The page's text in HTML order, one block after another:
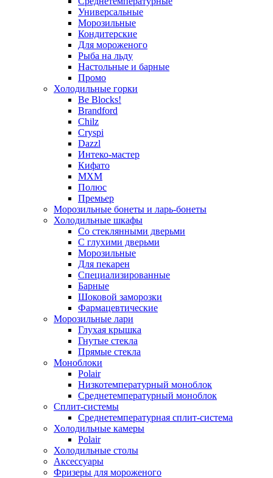
Универсальные
Морозильные
Кондитерские
Для мороженого
Рыба на льду
Настольные и барные
Промо
Холодильные горки
Be Blocks!
Brandford
Chilz
Cryspi
Dazzl
Интеко-мастер
Кифато
МХМ
Полюс
Премьер
Морозильные бонеты и ларь-бонеты
Холодильные шкафы
Со стеклянными дверьми
С глухими дверьми
Морозильные
Для пекарен
Специализированные
Барные
Шоковой заморозки
Фармацевтические
Морозильные лари
Глухая крышка
Гнутые стекла
Прямые стекла
Моноблоки
Polair
Низкотемпературный моноблок
Среднетемпературный моноблок
Сплит-системы
Среднетемпературная сплит-система
Холодильные камеры
Polair
Холодильные столы
Аксессуары
Фризеры для мороженого